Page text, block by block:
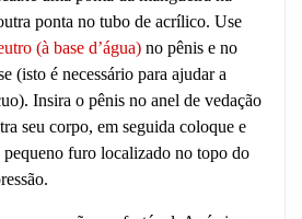
ponta no tubo de acrílico. Use
(à base d’água) no pênis e no
(isto é necessário para ajudar a
Insira o pênis no anel de vedação
seu corpo, em seguida coloque e
pequeno furo localizado no topo do